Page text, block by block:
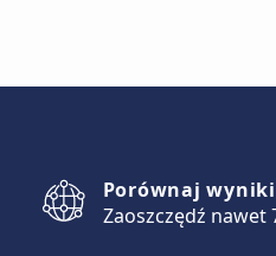
Porównaj wyniki
Zaoszczędź nawet